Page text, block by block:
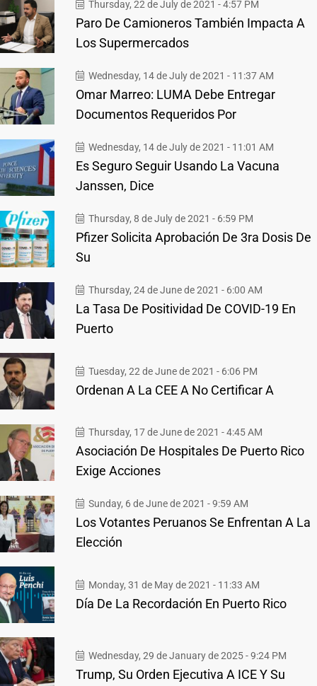
Thursday, 22 de July de 2021 - 4:57 PM
Paro De Camioneros También Impacta A
Los Supermercados
Wednesday, 14 de July de 2021 - 11:37 AM
Omar Marreo: LUMA Debe Entregar
Documentos Requeridos Por
Wednesday, 14 de July de 2021 - 11:01 AM
Es Seguro Seguir Usando La Vacuna
Janssen, Dice
Thursday, 8 de July de 2021 - 6:59 PM
Pfizer Solicita Aprobación De 3ra Dosis De
Su
Thursday, 24 de June de 2021 - 6:00 AM
La Tasa De Positividad De COVID-19 En
Puerto
Tuesday, 22 de June de 2021 - 6:06 PM
Ordenan A La CEE A No Certificar A
Thursday, 17 de June de 2021 - 4:45 AM
Asociación De Hospitales De Puerto Rico
Exige Acciones
Sunday, 6 de June de 2021 - 9:59 AM
Los Votantes Peruanos Se Enfrentan A La
Elección
Monday, 31 de May de 2021 - 11:33 AM
Día De La Recordación En Puerto Rico
Wednesday, 29 de January de 2025 - 9:24 PM
Trump, Su Orden Ejecutiva A ICE Y Su